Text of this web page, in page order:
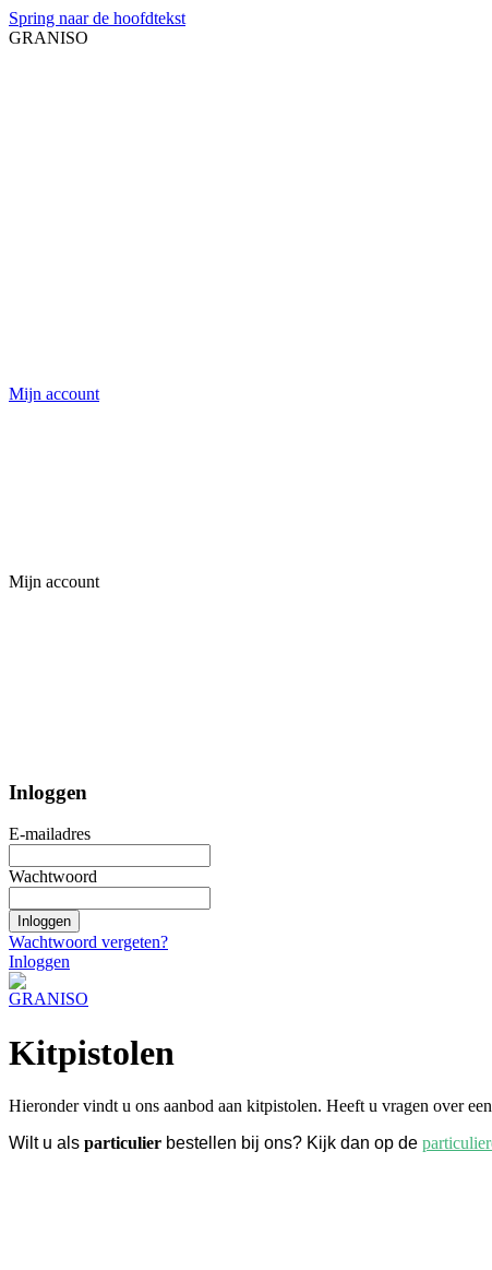
Spring naar de hoofdtekst
GRANISO
Mijn account
Mijn account
Inloggen
E-mailadres
Wachtwoord
Inloggen
Wachtwoord vergeten?
Inloggen
Kitpistolen
Hieronder vindt u ons aanbod aan kitpistolen. Heeft u vragen over
Wilt u als particulier bestellen bij ons? Kijk dan op de